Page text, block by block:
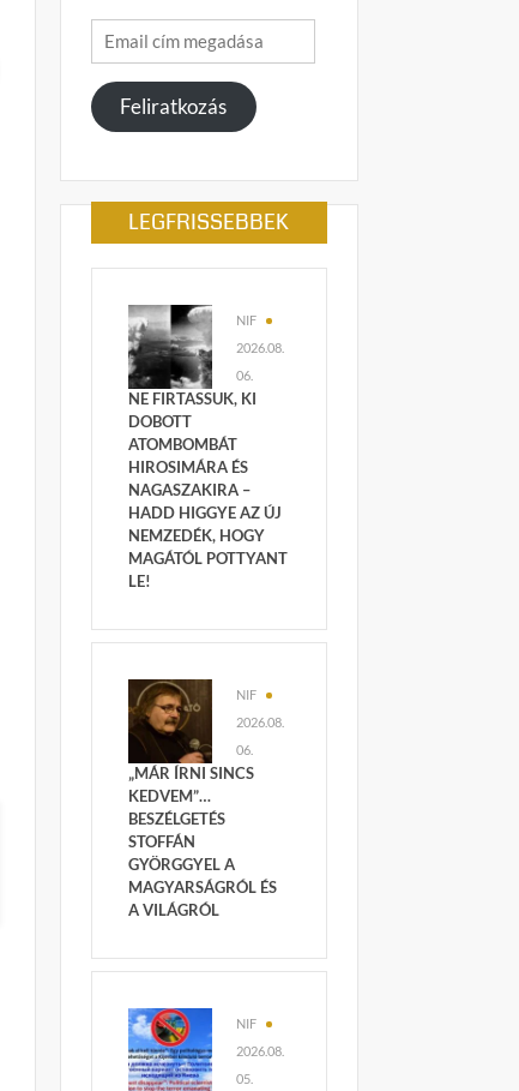
Email
cím
megadása
Feliratkozás
LEGFRISSEBBEK
NIF
2026.08.
06.
NE FIRTASSUK, KI
DOBOTT
ATOMBOMBÁT
HIROSIMÁRA ÉS
NAGASZAKIRA –
HADD HIGGYE AZ ÚJ
NEMZEDÉK, HOGY
MAGÁTÓL POTTYANT
LE!
NIF
2026.08.
06.
„MÁR ÍRNI SINCS
KEDVEM”…
BESZÉLGETÉS
STOFFÁN
GYÖRGGYEL A
MAGYARSÁGRÓL ÉS
A VILÁGRÓL
NIF
2026.08.
05.